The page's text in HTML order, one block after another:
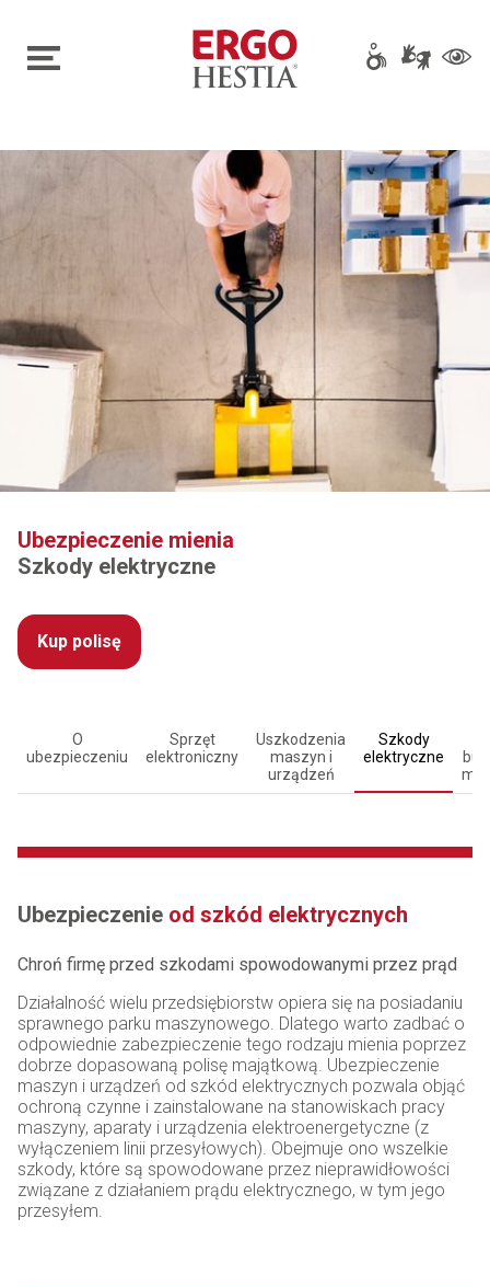
Ubezpieczenie mienia
Szkody elektryczne
Kup polisę
O
ubezpieczeniu
Sprzęt
elektroniczny
Uszkodzenia
maszyn i
urządzeń
Szkody
elektryczne
Ubezpieczenie od szkód elektrycznych
Chroń firmę przed szkodami spowodowanymi przez prąd
Działalność wielu przedsiębiorstw opiera się na posiadaniu
sprawnego parku maszynowego. Dlatego warto zadbać o
odpowiednie zabezpieczenie tego rodzaju mienia poprzez
dobrze dopasowaną polisę majątkową. Ubezpieczenie
maszyn i urządzeń od szkód elektrycznych pozwala objąć
ochroną czynne i zainstalowane na stanowiskach pracy
maszyny, aparaty i urządzenia elektroenergetyczne (z
wyłączeniem linii przesyłowych). Obejmuje ono wszelkie
szkody, które są spowodowane przez nieprawidłowości
związane z działaniem prądu elektrycznego, w tym jego
przesyłem.